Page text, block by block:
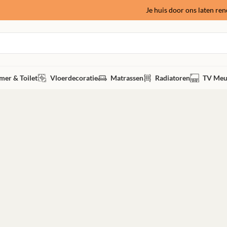
Je huis door ons laten
& Toilet Vloerdecoratie Matrassen Radiatoren TV
VOLTOOID